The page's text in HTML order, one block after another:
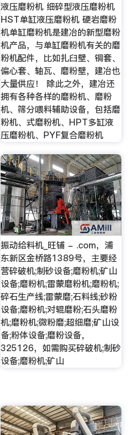
液压磨粉机 细碎型液压磨粉机
HST单缸液压磨粉机 硬岩磨粉
机单缸磨粉机是建冶的新型磨粉
机产品，与单缸磨粉机有关的磨
粉机配件，比如扎臼壁、铜套、
偏心套、轴瓦、磨粉壁，建冶也
大量供应！ 除此之外，建冶还
拥有各种各样的磨粉机、磨粉
机、筛分喂料辅助设备，包括磨
粉机、式磨粉机、HPT多缸液
压磨粉机、PYF复合磨粉机
振动给料机_旺铺 - .com，浦
东新区金桥路1389号，主要经
营碎破机;制砂设备;磨粉机;矿山
设备;磨粉机;雷蒙磨粉机;磨粉机;
碎石生产线;雷蒙磨;石料线;砂粉
设备;磨粉机;对辊磨粉;石头磨粉
机;磨粉机;微粉磨;超细磨;矿山设
备;粉体设备;磨粉设备，
325126，如需购买碎破机;制砂
设备;磨粉机;矿山